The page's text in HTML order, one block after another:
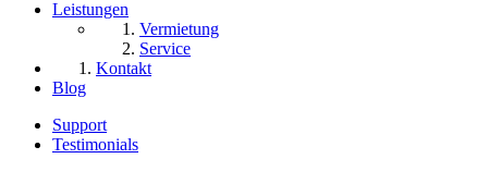
Leistungen
Vermietung
Service
Kontakt
Blog
Support
Testimonials